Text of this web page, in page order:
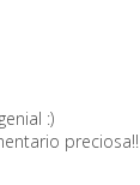
:)
preciosa!!